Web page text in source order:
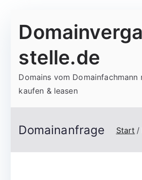
Inhalt
stelle.de
Domains vom Domainfachmann
kaufen & leasen
Domainanfrage Start